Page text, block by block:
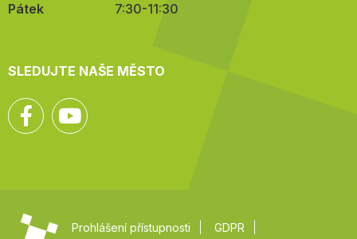
Pátek
7:30-11:30
SLEDUJTE NAŠE MĚSTO
Facebook
Prohlášení přístupnosti
GDPR